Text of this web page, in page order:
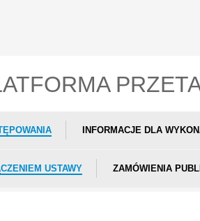
INFORMACJE DLA
USTAWY ZAMÓWIENIA